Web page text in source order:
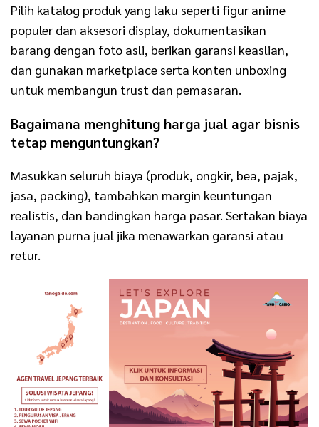
Pilih katalog produk yang laku seperti figur anime
populer dan aksesori display, dokumentasikan
barang dengan foto asli, berikan garansi keaslian,
dan gunakan marketplace serta konten unboxing
untuk membangun trust dan pemasaran.
Bagaimana menghitung harga jual agar bisnis
tetap menguntungkan?
Masukkan seluruh biaya (produk, ongkir, bea, pajak,
jasa, packing), tambahkan margin keuntungan
realistis, dan bandingkan harga pasar. Sertakan biaya
layanan purna jual jika menawarkan garansi atau
retur.